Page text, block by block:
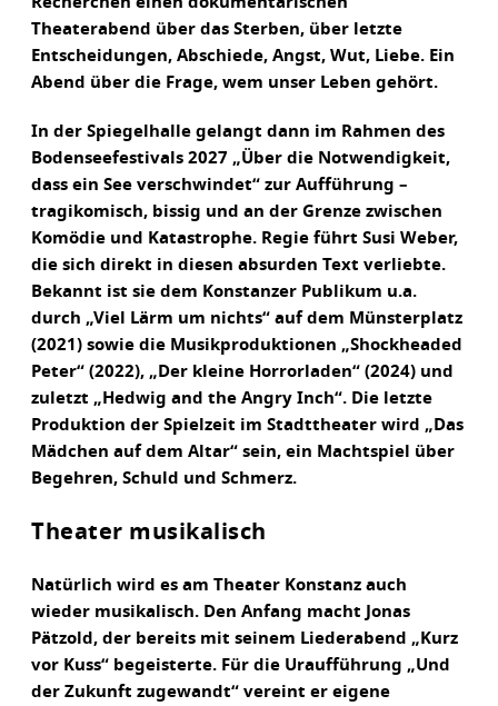
Theaterabend über das Sterben, über letzte
Entscheidungen, Abschiede, Angst, Wut, Liebe. Ein
Abend über die Frage, wem unser Leben gehört.
In der Spiegelhalle gelangt dann im Rahmen des
Bodenseefestivals 2027 „Über die Notwendigkeit,
dass ein See verschwindet“ zur Aufführung –
tragikomisch, bissig und an der Grenze zwischen
Komödie und Katastrophe. Regie führt Susi Weber,
die sich direkt in diesen absurden Text verliebte.
Bekannt ist sie dem Konstanzer Publikum u.a.
durch „Viel Lärm um nichts“ auf dem Münsterplatz
(2021) sowie die Musikproduktionen „Shockheaded
Peter“ (2022), „Der kleine Horrorladen“ (2024) und
zuletzt „Hedwig and the Angry Inch“. Die letzte
Produktion der Spielzeit im Stadttheater wird „Das
Mädchen auf dem Altar“ sein, ein Machtspiel über
Begehren, Schuld und Schmerz.
Theater musikalisch
Natürlich wird es am Theater Konstanz auch
wieder musikalisch. Den Anfang macht Jonas
Pätzold, der bereits mit seinem Liederabend „Kurz
vor Kuss“ begeisterte. Für die Uraufführung „Und
der Zukunft zugewandt“ vereint er eigene